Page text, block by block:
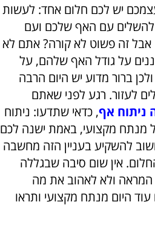
יש לכם חלום אחד: לעשות
להשלים עם האף שלכם ועם
זה פשוט לא קורה? אתם לא
על גודל האף שלהם, על
ברור מדוע יש היום הרבה
לעזור. רגע לפני שאתם
ניתוח אף, כדאי שתדעו: ניתוח
מנתח מקצועי, באמת ישנה לכם
להשקיע בעניין הזה מחשבה
אין שום סיבה שבגללה
המראה ולא לאהוב את מה
היום מנתח מקצועי ותראו